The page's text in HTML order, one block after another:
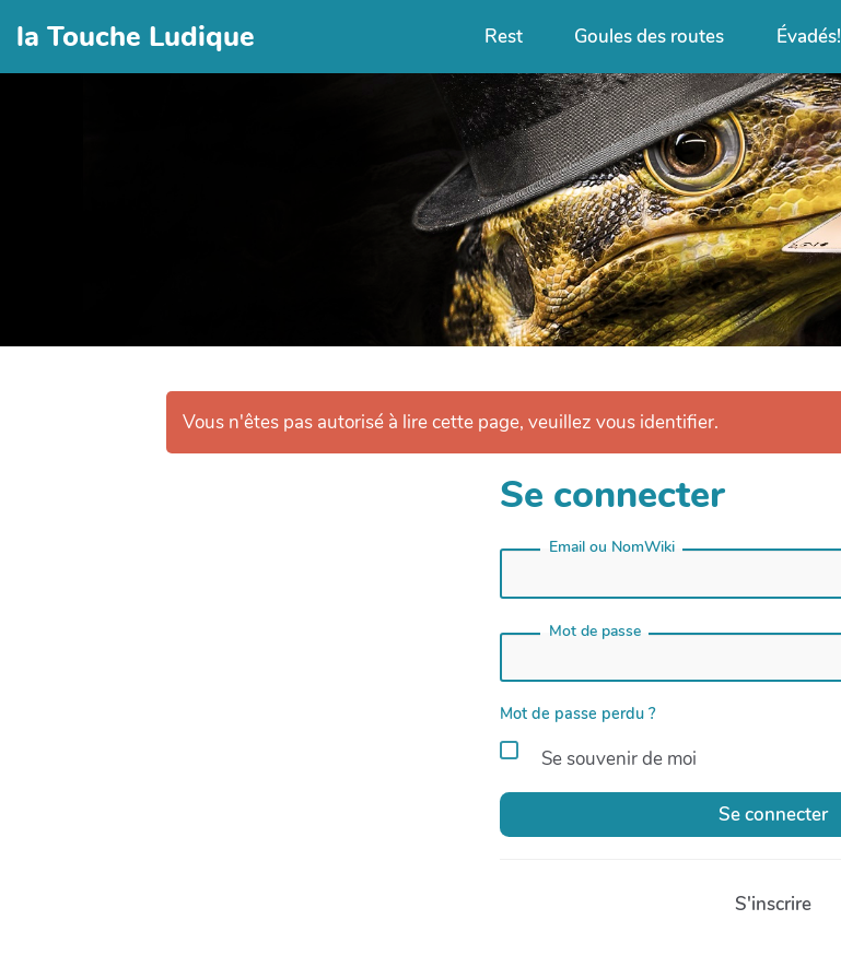
la Touche Ludique Rest Goules des routes Évadés!
Vous n'êtes pas autorisé à lire cette page, veuillez vous identifier.
Se connecter
Email ou NomWiki
Mot de passe
Mot de passe perdu ?
Se souvenir de moi
Se connecter
S'inscrire